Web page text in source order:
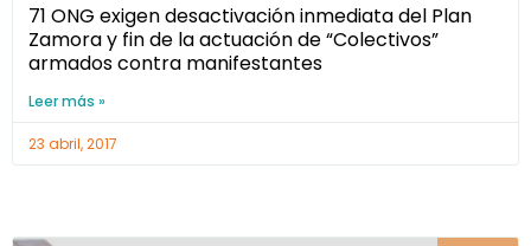
71 ONG exigen desactivación inmediata del Plan
Zamora y fin de la actuación de “Colectivos”
armados contra manifestantes
Leer más »
23 abril, 2017